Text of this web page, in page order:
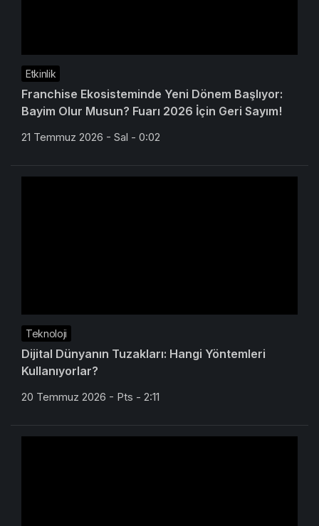
Etkinlik
Franchise Ekosisteminde Yeni Dönem Başlıyor:
Bayim Olur Musun? Fuarı 2026 İçin Geri Sayım!
21 Temmuz 2026 - Sal - 0:02
Teknoloji
Dijital Dünyanın Tuzakları: Hangi Yöntemleri
Kullanıyorlar?
20 Temmuz 2026 - Pts - 2:11